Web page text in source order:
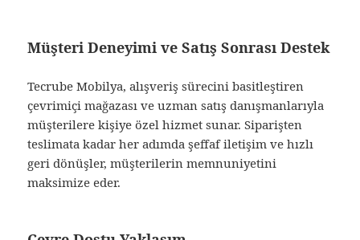
Müşteri Deneyimi ve Satış Sonrası Destek
Tecrube Mobilya, alışveriş sürecini basitleştiren
çevrimiçi mağazası ve uzman satış danışmanlarıyla
müşterilere kişiye özel hizmet sunar. Siparişten
teslimata kadar her adımda şeffaf iletişim ve hızlı
geri dönüşler, müşterilerin memnuniyetini
maksimize eder.